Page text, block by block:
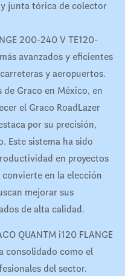
y junta tórica de colector
200-240 V TE120-
avanzados y eficientes
y aeropuertos.
Graco en México, en
el Graco RoadLazer
por su precisión,
Este sistema ha sido
en proyectos
en la elección
mejorar sus
de alta calidad.
QUANTM i120 FLANGE
consolidado como el
del sector.